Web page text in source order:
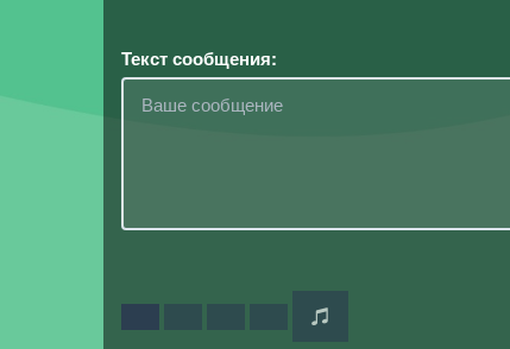
Текст сообщения: